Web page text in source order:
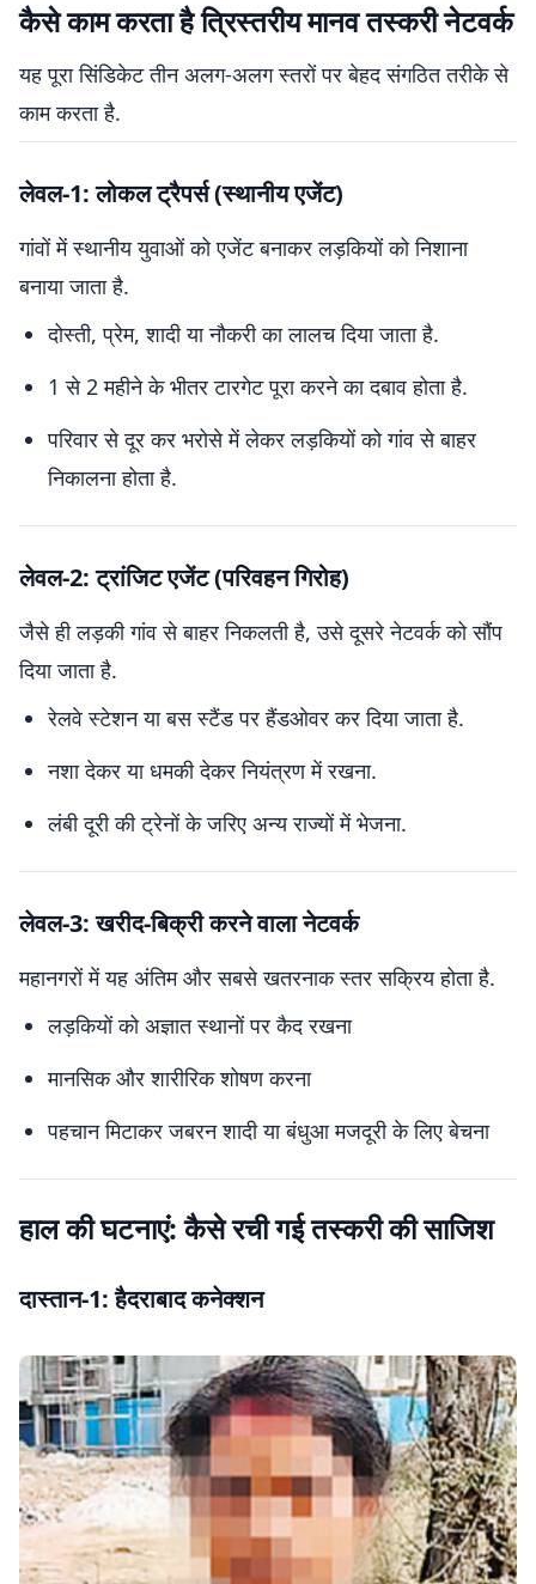
कैसे काम करता है त्रिस्तरीय मानव तस्करी नेटवर्क
यह पूरा सिंडिकेट तीन अलग-अलग स्तरों पर बेहद संगठित तरीके से
काम करता है.
लेवल-1: लोकल ट्रैपर्स (स्थानीय एजेंट)
गांवों में स्थानीय युवाओं को एजेंट बनाकर लड़कियों को निशाना
बनाया जाता है.
दोस्ती, प्रेम, शादी या नौकरी का लालच दिया जाता है.
1 से 2 महीने के भीतर टारगेट पूरा करने का दबाव होता है.
परिवार से दूर कर भरोसे में लेकर लड़कियों को गांव से बाहर
निकालना होता है.
लेवल-2: ट्रांजिट एजेंट (परिवहन गिरोह)
जैसे ही लड़की गांव से बाहर निकलती है, उसे दूसरे नेटवर्क को सौंप
दिया जाता है.
रेलवे स्टेशन या बस स्टैंड पर हैंडओवर कर दिया जाता है.
नशा देकर या धमकी देकर नियंत्रण में रखना.
लंबी दूरी की ट्रेनों के जरिए अन्य राज्यों में भेजना.
लेवल-3: खरीद-बिक्री करने वाला नेटवर्क
महानगरों में यह अंतिम और सबसे खतरनाक स्तर सक्रिय होता है.
लड़कियों को अज्ञात स्थानों पर कैद रखना
मानसिक और शारीरिक शोषण करना
पहचान मिटाकर जबरन शादी या बंधुआ मजदूरी के लिए बेचना
हाल की घटनाएं: कैसे रची गई तस्करी की साजिश
दास्तान-1: हैदराबाद कनेक्शन